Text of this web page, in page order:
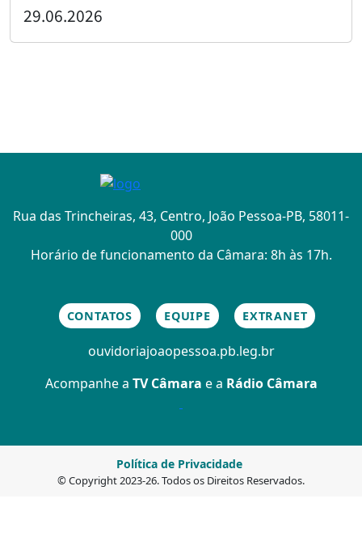
29.06.2026
Rua das Trincheiras, 43, Centro, João Pessoa-PB, 58011-
000
Horário de funcionamento da Câmara: 8h às 17h.
CONTATOS EQUIPE EXTRANET
ouvidoriajoaopessoa.pb.leg.br
Acompanhe a TV Câmara e a Rádio Câmara
© Copyright 2023-26. Todos os Direitos Reservados.
Política de Privacidade